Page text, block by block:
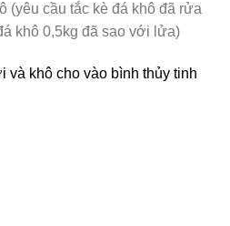
(yêu cầu tắc kè đá khô đã rửa
khô 0,5kg đã sao với lửa)
và khô cho vào bình thủy tinh